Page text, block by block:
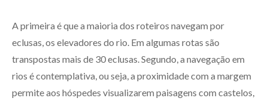
A primeira é que a maioria dos roteiros navegam por
eclusas, os elevadores do rio. Em algumas rotas são
transpostas mais de 30 eclusas. Segundo, a navegação em
rios é contemplativa, ou seja, a proximidade com a margem
permite aos hóspedes visualizarem paisagens com castelos,